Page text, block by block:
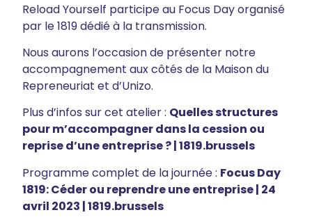
Reload Yourself participe au Focus Day organisé
par le 1819 dédié à la transmission.
Nous aurons l’occasion de présenter notre
accompagnement aux côtés de la Maison du
Repreneuriat et d’Unizo.
Plus d’infos sur cet atelier : Quelles structures
pour m’accompagner dans la cession ou
reprise d’une entreprise ? | 1819.brussels
Programme complet de la journée : Focus Day
1819: Céder ou reprendre une entreprise | 24
avril 2023 | 1819.brussels